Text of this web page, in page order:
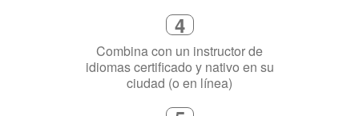
3
Dinos exactamente por qué
necesitas aprender el idioma
4